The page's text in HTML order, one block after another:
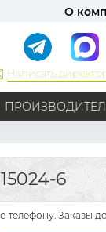
О
Написать
Хай-тек
стиль
6
телефону. Заказы